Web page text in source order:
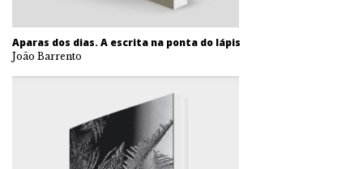
Aparas dos dias. A escrita na ponta do lápis
João Barrento